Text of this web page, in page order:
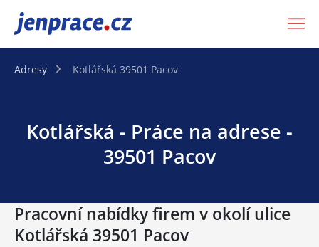
JenPráce.cz
Adresy Kotlářská 39501 Pacov
Kotlářská - Práce na adrese -
39501 Pacov
Pracovní nabídky firem v okolí ulice
Kotlářská 39501 Pacov